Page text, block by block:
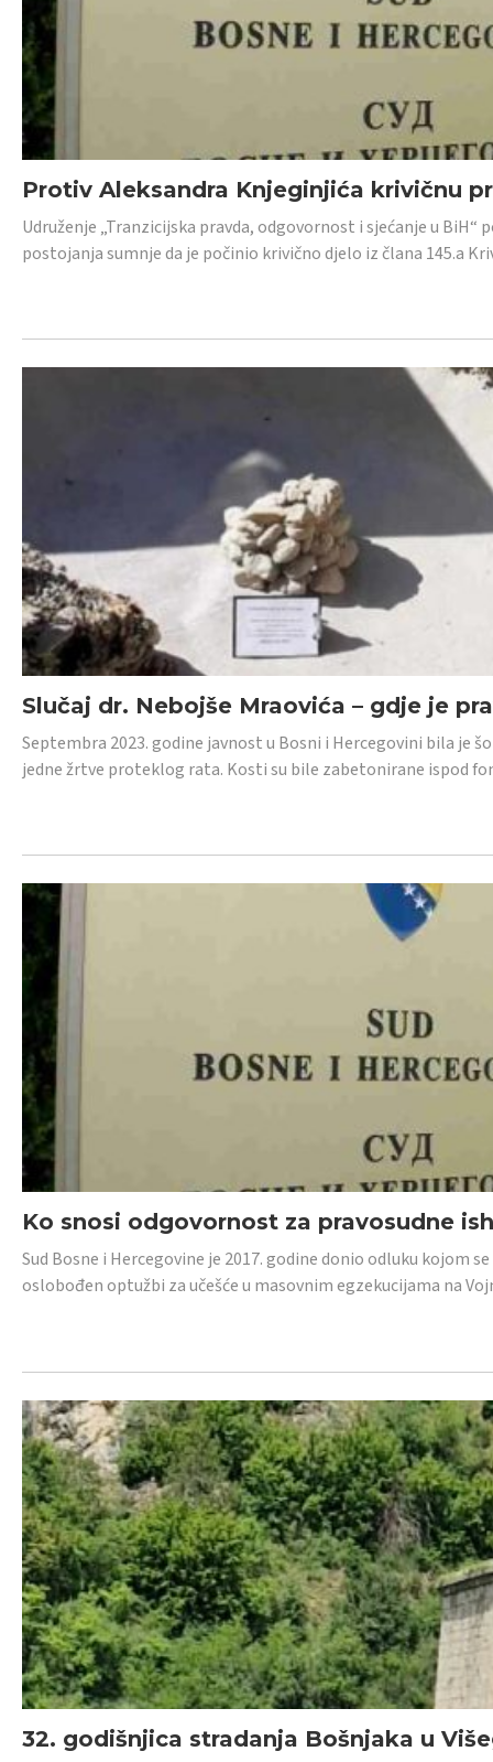
Protiv Aleksandra Knjeginjića krivičnu
Udruženje „Tranzicijska pravda, odgovornost i sjećanje u
postojanja sumnje da je počinio krivično djelo iz člana 145.a
Slučaj dr. Nebojše Mraovića – gdje je
Septembra 2023. godine javnost u Bosni i Hercegovini bila je
jedne žrtve proteklog rata. Kosti su bile zabetonirane ispod
Ko snosi odgovornost za pravosudne
Sud Bosne i Hercegovine je 2017. godine donio odluku kojom
oslobođen optužbi za učešće u masovnim egzekucijama na
32. godišnjica stradanja Bošnjaka u